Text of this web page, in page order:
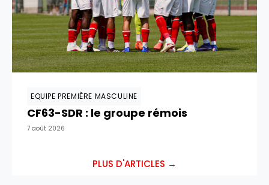
EQUIPE PREMIÈRE MASCULINE
CF63-SDR : le groupe rémois
7 août 2026
PLUS D'ARTICLES →